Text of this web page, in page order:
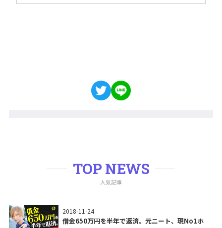
TOP NEWS
人気記事
2018-11-24
借金650万円を半年で返済。元ニート、現No1ホ